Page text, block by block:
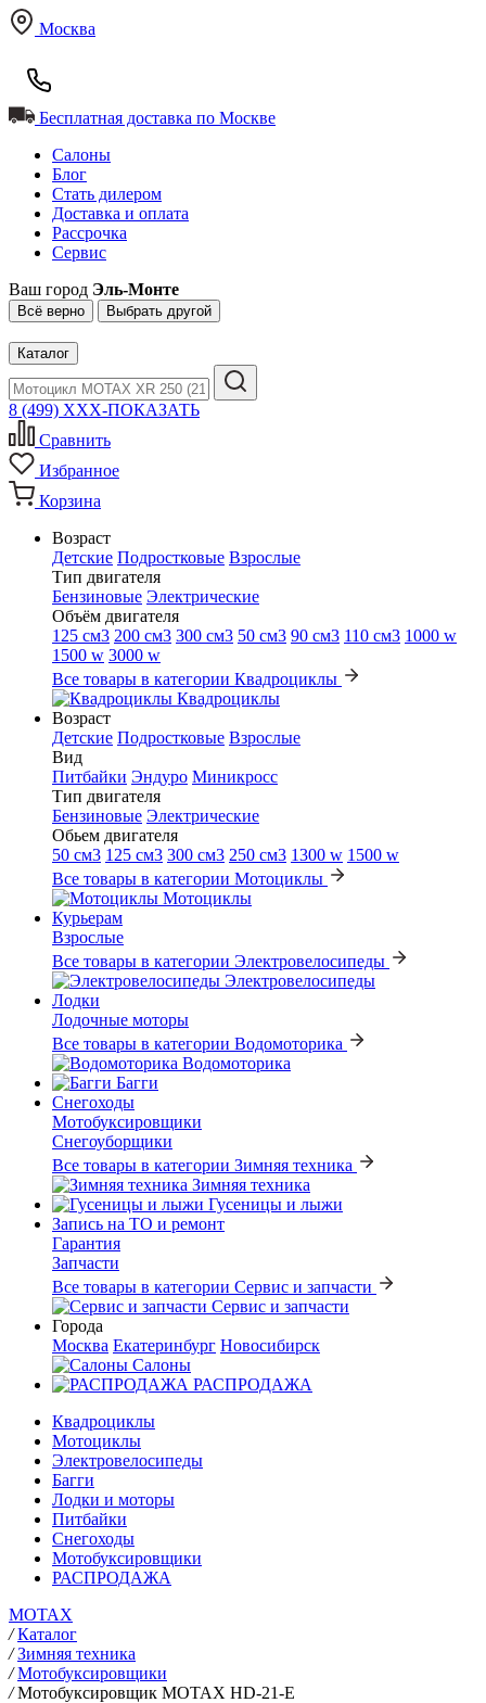
Москва
Бесплатная доставка по Москве
Салоны
Блог
Стать дилером
Доставка и оплата
Рассрочка
Сервис
Ваш город Эль-Монте
Всё верно Выбрать другой
Каталог
8 (499) XXX-ПОКАЗАТЬ
Сравнить
Избранное
Корзина
Возраст
Детские Подростковые Взрослые
Тип двигателя
Бензиновые Электрические
Объём двигателя
125 см3 200 см3 300 см3 50 см3 90 см3 110 см3 1000 w
1500 w 3000 w
Все товары в категории Квадроциклы
Квадроциклы
Возраст
Детские Подростковые Взрослые
Вид
Питбайки Эндуро Миникросс
Тип двигателя
Бензиновые Электрические
Обьем двигателя
50 см3 125 см3 300 см3 250 см3 1300 w 1500 w
Все товары в категории Мотоциклы
Мотоциклы
Курьерам
Взрослые
Все товары в категории Электровелосипеды
Электровелосипеды
Лодки
Лодочные моторы
Все товары в категории Водомоторика
Водомоторика
Багги
Снегоходы
Мотобуксировщики
Снегоуборщики
Все товары в категории Зимняя техника
Зимняя техника
Гусеницы и лыжи
Запись на ТО и ремонт
Гарантия
Запчасти
Все товары в категории Сервис и запчасти
Сервис и запчасти
Города
Москва Екатеринбург Новосибирск
Салоны
РАСПРОДАЖА
Квадроциклы
Мотоциклы
Электровелосипеды
Багги
Лодки и моторы
Питбайки
Снегоходы
Мотобуксировщики
РАСПРОДАЖА
MOTAX
/ Каталог
/ Зимняя техника
/ Мотобуксировщики
/ Мотобуксировщик MOTAX HD-21-E